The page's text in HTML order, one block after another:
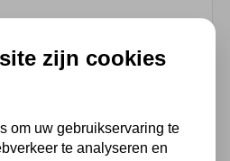
dezelfde dag
zijn cookies
om uw gebruikservaring te
te analyseren en